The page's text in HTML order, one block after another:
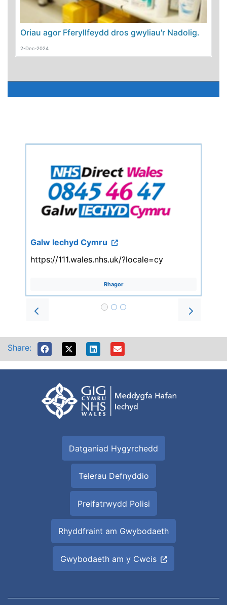
Oriau agor Fferyllfeydd dros gwyliau'r Nadolig.
2-Dec-2024
Galw Iechyd Cymru
https://111.wales.nhs.uk/?locale=cy
Rhagor
Prev Next
Share:
Datganiad Hygyrchedd
Telerau Defnyddio
Preifatrwydd Polisi
Rhyddfraint am Gwybodaeth
Gwybodaeth am y Cwcis